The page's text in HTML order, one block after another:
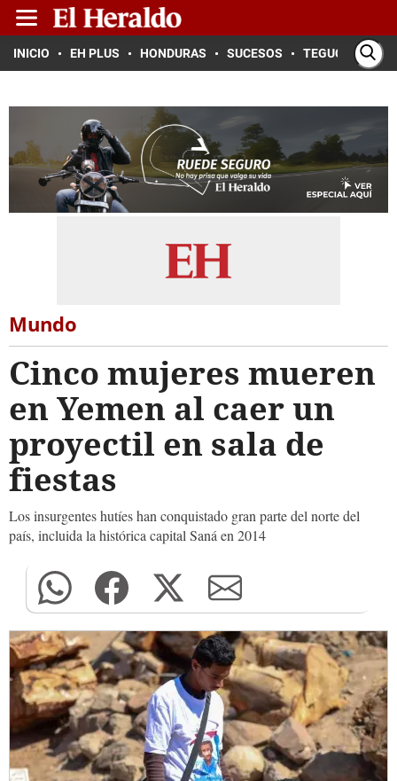
INICIO EH PLUS HONDURAS SUCESOS TEGUCIGALPA
Mundo
Cinco mujeres mueren
en Yemen al caer un
proyectil en sala de
fiestas
Los insurgentes hutíes han conquistado gran parte del norte del
país, incluida la histórica capital Saná en 2014